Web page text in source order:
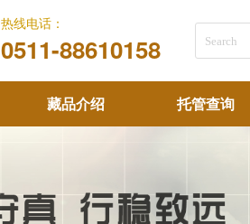
热线电话：
0511-88610158
藏品介绍 托管查询